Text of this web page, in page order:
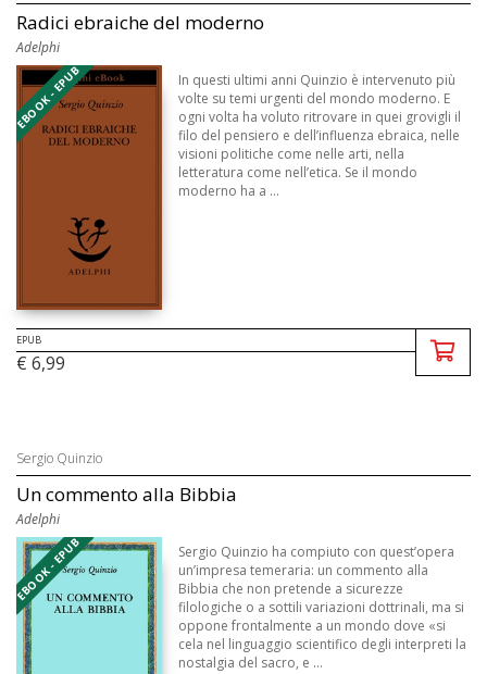
Radici ebraiche del moderno
Adelphi
EBOOK - EPUB
In questi ultimi anni Quinzio è intervenuto più
volte su temi urgenti del mondo moderno. E
ogni volta ha voluto ritrovare in quei grovigli il
filo del pensiero e dell’influenza ebraica, nelle
visioni politiche come nelle arti, nella
letteratura come nell’etica. Se il mondo
moderno ha a ...
EPUB
€ 6,99
Sergio Quinzio
Un commento alla Bibbia
Adelphi
EBOOK - EPUB
Sergio Quinzio ha compiuto con quest’opera
un’impresa temeraria: un commento alla
Bibbia che non pretende a sicurezze
filologiche o a sottili variazioni dottrinali, ma si
oppone frontalmente a un mondo dove «si
cela nel linguaggio scientifico degli interpreti la
nostalgia del sacro, e ...